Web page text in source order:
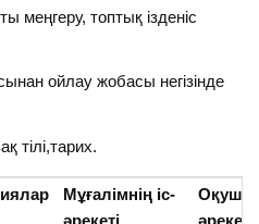
меңгеру, топтық ізденіс
ойлау жобасы негізінде
тілі,тарих.
Мұғалімнің іс-
әрекеті
әрекеті